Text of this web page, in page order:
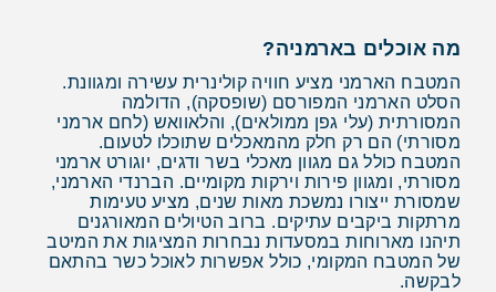
מה אוכלים בארמניה?
המטבח הארמני מציע חוויה קולינרית עשירה ומגוונת.
הסלט הארמני המפורסם (שופסקה), הדולמה
המסורתית (עלי גפן ממולאים), והלאוואש (לחם ארמני
מסורתי) הם רק חלק מהמאכלים שתוכלו לטעום.
המטבח כולל גם מגוון מאכלי בשר ודגים, יוגורט ארמני
מסורתי, ומגוון פירות וירקות מקומיים. הברנדי הארמני,
שמסורת ייצורו נמשכת מאות שנים, מציע טעימות
מרתקות ביקבים עתיקים. ברוב הטיולים המאורגנים
תיהנו מארוחות במסעדות נבחרות המציגות את המיטב
של המטבח המקומי, כולל אפשרות לאוכל כשר בהתאם
לבקשה.